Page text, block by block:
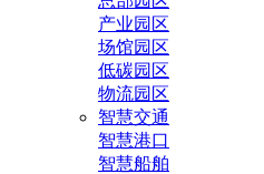
产业园区
场馆园区
低碳园区
物流园区
智慧交通
智慧港口
智慧船舶